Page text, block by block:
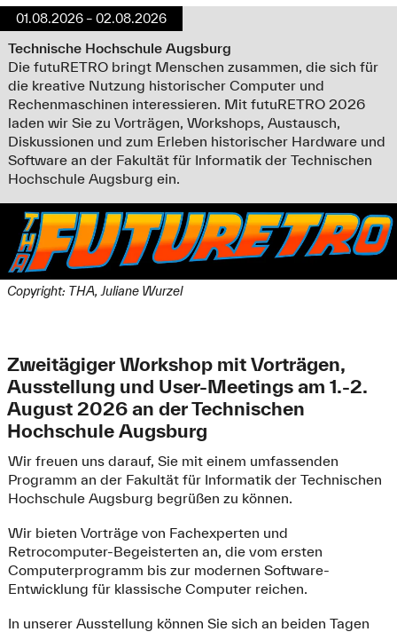
01.08.2026 – 02.08.2026
Technische Hochschule Augsburg
Die futuRETRO bringt Menschen zusammen, die sich für
die kreative Nutzung historischer Computer und
Rechenmaschinen interessieren. Mit futuRETRO 2026
laden wir Sie zu Vorträgen, Workshops, Austausch,
Diskussionen und zum Erleben historischer Hardware und
Software an der Fakultät für Informatik der Technischen
Hochschule Augsburg ein.
Copyright: THA, Juliane Wurzel
Zweitägiger Workshop mit Vorträgen,
Ausstellung und User-Meetings am 1.-2.
August 2026 an der Technischen
Hochschule Augsburg
Wir freuen uns darauf, Sie mit einem umfassenden
Programm an der Fakultät für Informatik der Technischen
Hochschule Augsburg begrüßen zu können.
Wir bieten Vorträge von Fachexperten und
Retrocomputer-Begeisterten an, die vom ersten
Computerprogramm bis zur modernen Software-
Entwicklung für klassische Computer reichen.
In unserer Ausstellung können Sie sich an beiden Tagen